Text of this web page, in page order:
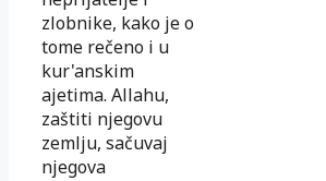
zlobnike, kako je o
tome rečeno i u
kur'anskim
ajetima. Allahu,
zaštiti njegovu
zemlju, sačuvaj
njegova